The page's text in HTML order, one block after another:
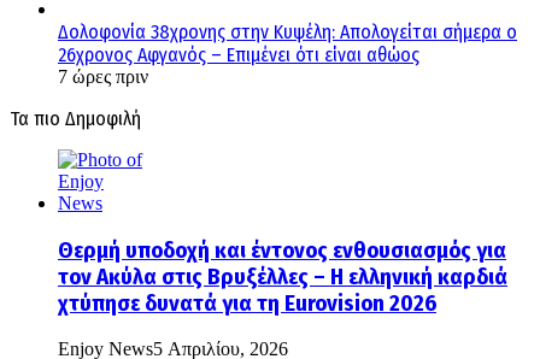
Δολοφονία 38χρονης στην Κυψέλη: Απολογείται σήμερα ο
26χρονος Αφγανός – Επιμένει ότι είναι αθώος
7 ώρες πριν
Τα πιο Δημοφιλή
Θερμή υποδοχή και έντονος ενθουσιασμός για
τον Ακύλα στις Βρυξέλλες – Η ελληνική καρδιά
χτύπησε δυνατά για τη Eurovision 2026
Enjoy News5 Απριλίου, 2026